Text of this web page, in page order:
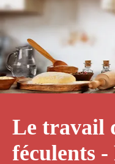
Le travail
féculents